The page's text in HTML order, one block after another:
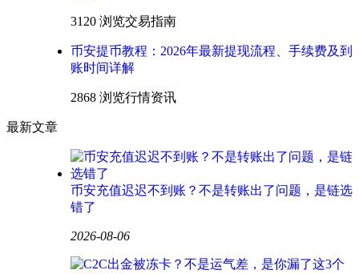
3120 浏览交易指南
币安提币教程：2026年最新提现流程、手续费及到
账时间详解
2868 浏览行情资讯
最新文章
币安充值迟迟不到账？不是转账出了问题，是链选
错了
2026-08-06